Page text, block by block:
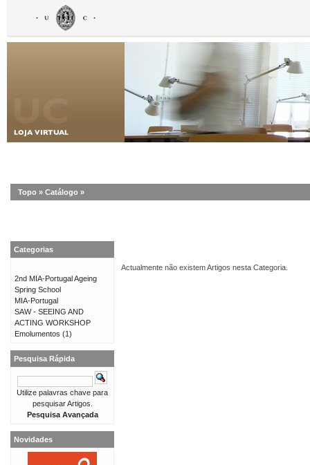
Topo » Catálogo »
Actualmente não existem Artigos nesta Categoria.
Categorias
2nd MIA-Portugal Ageing
Spring School
MIA-Portugal
SAW - SEEING AND
ACTING WORKSHOP
Emolumentos (1)
Pesquisa Rápida
Utilize palavras chave para
pesquisar Artigos.
Pesquisa Avançada
Novidades